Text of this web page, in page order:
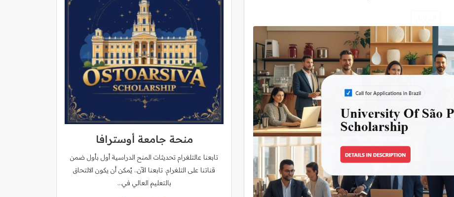
منحة جامعة أوسترافا
تابعنا عالتلغرام تحديثات المنح الدراسية أول بأول ضمن
قناتنا على التلغرام. تابعنا الآن.. يُمكن أن يكون الالتحاق
بالتعليم العالي في…